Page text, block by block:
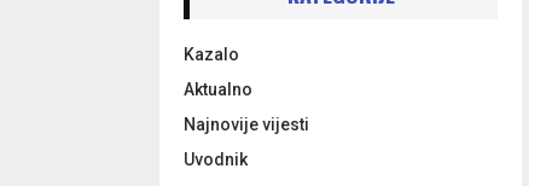
o
r
Kazalo
Aktualno
Najnovije vijesti
Uvodnik